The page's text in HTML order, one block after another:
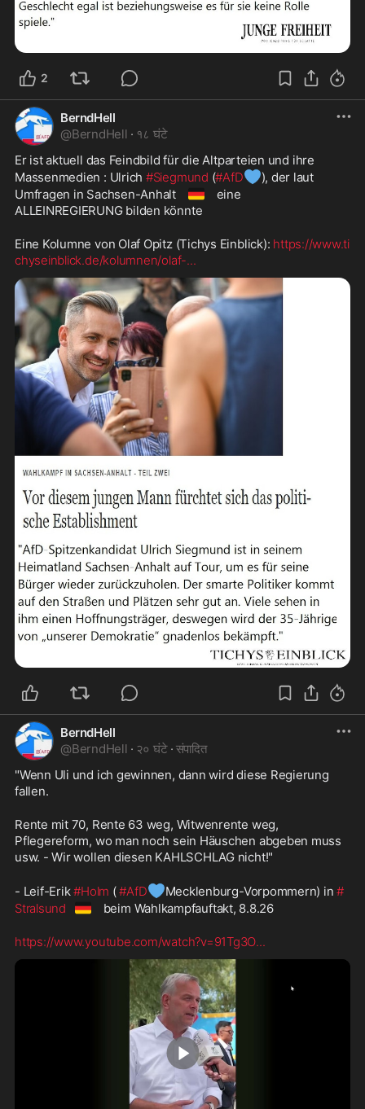
2
BerndHell
@BerndHell · १८ घंटे
Er ist aktuell das Feindbild für die Altparteien und ihre
Massenmedien : Ulrich #Siegmund (#AfD💙), der laut
Umfragen in Sachsen-Anhalt
🇩🇪
eine
ALLEINREGIERUNG bilden könnte
Eine Kolumne von Olaf Opitz (Tichys Einblick): https://www.ti
chyseinblick.de/kolumnen/olaf-...
BerndHell
@BerndHell · २० घंटे · संपादित
"Wenn Uli und ich gewinnen, dann wird diese Regierung
fallen.
Rente mit 70, Rente 63 weg, Witwenrente weg,
Pflegereform, wo man noch sein Häuschen abgeben muss
usw. - Wir wollen diesen KAHLSCHLAG nicht!"
- Leif-Erik #Holm ( #AfD💙Mecklenburg-Vorpommern) in #
Stralsund
🇩🇪 beim Wahlkampfauftakt, 8.8.26
https://www.youtube.com/watch?v=91Tg3O...